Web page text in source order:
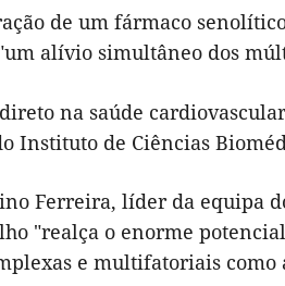
de um fármaco
alívio simultâneo dos
na saúde
Instituto de Ciências
Ferreira, líder da equipa
"realça o enorme
e multifatoriais como